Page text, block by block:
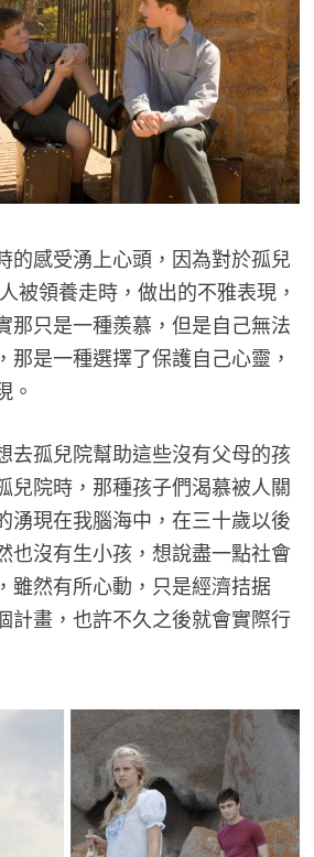
的感受湧上心頭，因為對於孤兒
被領養走時，做出的不雅表現，
那只是一種羨慕，但是自己無法
那是一種選擇了保護自己心靈，
。
去孤兒院幫助這些沒有父母的孩
兒院時，那種孩子們渴慕被人關
湧現在我腦海中，在三十歲以後
也沒有生小孩，想說盡一點社會
雖然有所心動，只是經濟拮据
計畫，也許不久之後就會實際行